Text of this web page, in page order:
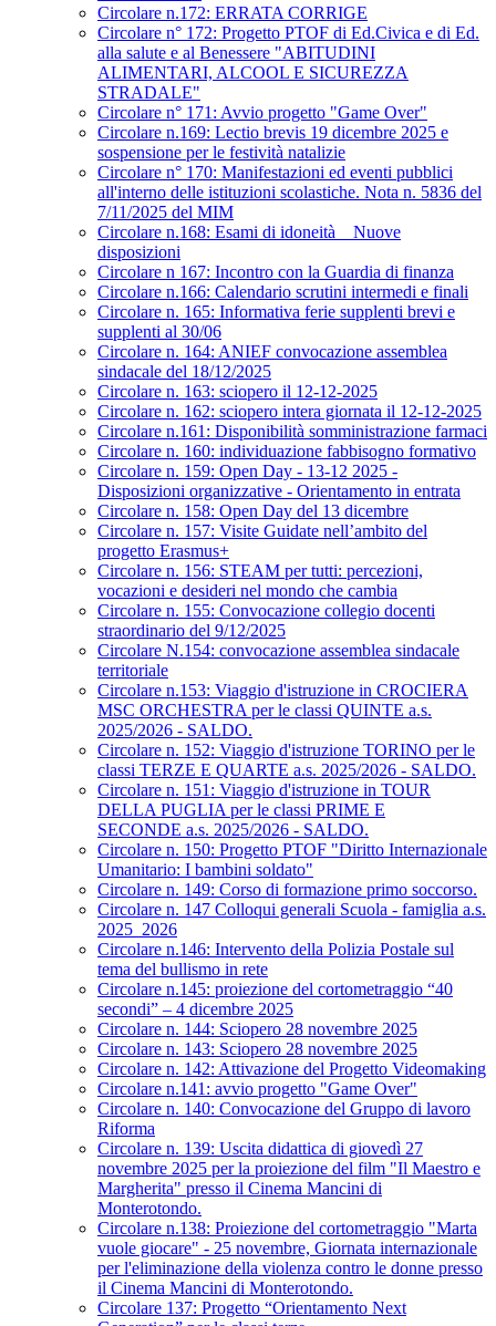
Circolare n.172: ERRATA CORRIGE
Circolare n° 172: Progetto PTOF di Ed.Civica e di Ed.
alla salute e al Benessere "ABITUDINI
ALIMENTARI, ALCOOL E SICUREZZA
STRADALE"
Circolare n° 171: Avvio progetto "Game Over"
Circolare n.169: Lectio brevis 19 dicembre 2025 e
sospensione per le festività natalizie
Circolare n° 170: Manifestazioni ed eventi pubblici
all'interno delle istituzioni scolastiche. Nota n. 5836 del
7/11/2025 del MIM
Circolare n.168: Esami di idoneità _ Nuove
disposizioni
Circolare n 167: Incontro con la Guardia di finanza
Circolare n.166: Calendario scrutini intermedi e finali
Circolare n. 165: Informativa ferie supplenti brevi e
supplenti al 30/06
Circolare n. 164: ANIEF convocazione assemblea
sindacale del 18/12/2025
Circolare n. 163: sciopero il 12-12-2025
Circolare n. 162: sciopero intera giornata il 12-12-2025
Circolare n.161: Disponibilità somministrazione farmaci
Circolare n. 160: individuazione fabbisogno formativo
Circolare n. 159: Open Day - 13-12 2025 -
Disposizioni organizzative - Orientamento in entrata
Circolare n. 158: Open Day del 13 dicembre
Circolare n. 157: Visite Guidate nell’ambito del
progetto Erasmus+
Circolare n. 156: STEAM per tutti: percezioni,
vocazioni e desideri nel mondo che cambia
Circolare n. 155: Convocazione collegio docenti
straordinario del 9/12/2025
Circolare N.154: convocazione assemblea sindacale
territoriale
Circolare n.153: Viaggio d'istruzione in CROCIERA
MSC ORCHESTRA per le classi QUINTE a.s.
2025/2026 - SALDO.
Circolare n. 152: Viaggio d'istruzione TORINO per le
classi TERZE E QUARTE a.s. 2025/2026 - SALDO.
Circolare n. 151: Viaggio d'istruzione in TOUR
DELLA PUGLIA per le classi PRIME E
SECONDE a.s. 2025/2026 - SALDO.
Circolare n. 150: Progetto PTOF "Diritto Internazionale
Umanitario: I bambini soldato"
Circolare n. 149: Corso di formazione primo soccorso.
Circolare n. 147 Colloqui generali Scuola - famiglia a.s.
2025_2026
Circolare n.146: Intervento della Polizia Postale sul
tema del bullismo in rete
Circolare n.145: proiezione del cortometraggio “40
secondi” – 4 dicembre 2025
Circolare n. 144: Sciopero 28 novembre 2025
Circolare n. 143: Sciopero 28 novembre 2025
Circolare n. 142: Attivazione del Progetto Videomaking
Circolare n.141: avvio progetto "Game Over"
Circolare n. 140: Convocazione del Gruppo di lavoro
Riforma
Circolare n. 139: Uscita didattica di giovedì 27
novembre 2025 per la proiezione del film "Il Maestro e
Margherita" presso il Cinema Mancini di
Monterotondo.
Circolare n.138: Proiezione del cortometraggio "Marta
vuole giocare" - 25 novembre, Giornata internazionale
per l'eliminazione della violenza contro le donne presso
il Cinema Mancini di Monterotondo.
Circolare 137: Progetto “Orientamento Next